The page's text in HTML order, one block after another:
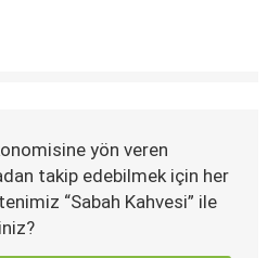
yön veren
takip edebilmek için her
“Sabah Kahvesi” ile